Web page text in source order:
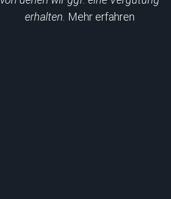
erhalten. Mehr erfahren